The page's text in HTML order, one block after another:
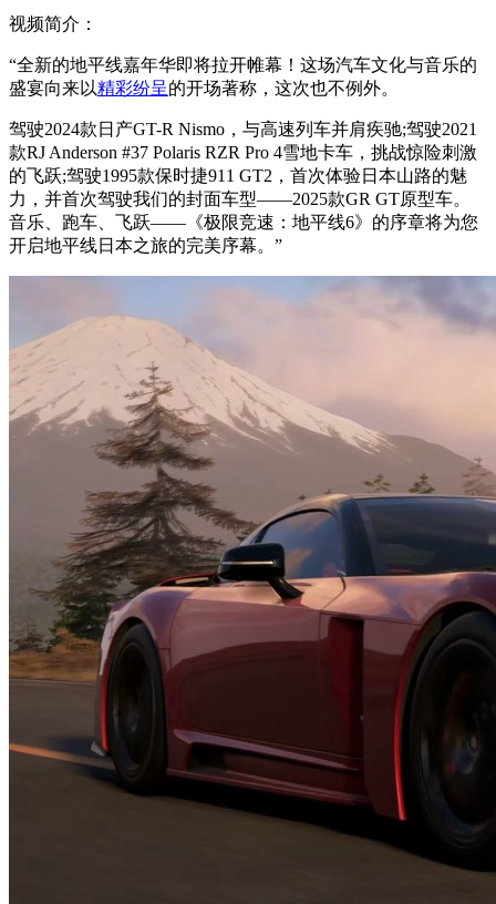
视频简介：
“全新的地平线嘉年华即将拉开帷幕！这场汽车文化与音乐的
盛宴向来以精彩纷呈的开场著称，这次也不例外。
驾驶2024款日产GT-R Nismo，与高速列车并肩疾驰;驾驶2021
款RJ Anderson #37 Polaris RZR Pro 4雪地卡车，挑战惊险刺激
的飞跃;驾驶1995款保时捷911 GT2，首次体验日本山路的魅
力，并首次驾驶我们的封面车型——2025款GR GT原型车。
音乐、跑车、飞跃——《极限竞速：地平线6》的序章将为您
开启地平线日本之旅的完美序幕。”